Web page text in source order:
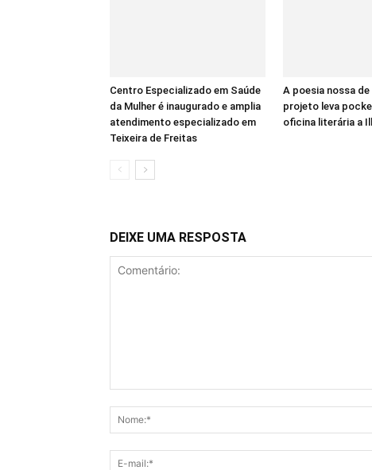
Centro Especializado em Saúde
da Mulher é inaugurado e amplia
atendimento especializado em
Teixeira de Freitas
A poesia nossa
projeto leva
oficina literária a
DEIXE UMA RESPOSTA